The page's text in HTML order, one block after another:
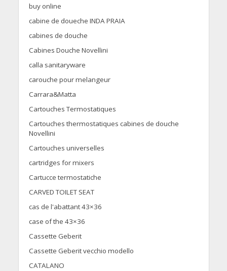
buy online
cabine de doueche INDA PRAIA
cabines de douche
Cabines Douche Novellini
calla sanitaryware
carouche pour melangeur
Carrara&Matta
Cartouches Termostatiques
Cartouches thermostatiques cabines de douche
Novellini
Cartouches universelles
cartridges for mixers
Cartucce termostatiche
CARVED TOILET SEAT
cas de l'abattant 43×36
case of the 43×36
Cassette Geberit
Cassette Geberit vecchio modello
CATALANO